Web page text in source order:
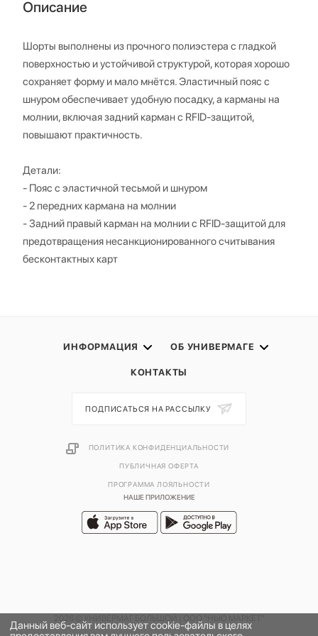
Описание
Шорты выполнены из прочного полиэстера с гладкой
поверхностью и устойчивой структурой, которая хорошо
сохраняет форму и мало мнётся. Эластичный пояс с
шнуром обеспечивает удобную посадку, а карманы на
молнии, включая задний карман с RFID-защитой,
повышают практичность.
Детали:
- Пояс с эластичной тесьмой и шнуром
- 2 передних кармана на молнии
- Задний правый карман на молнии с RFID-защитой для
предотвращения несанкционированного считывания
бесконтактных карт
ИНФОРМАЦИЯ ОБ УНИВЕРМАГЕ
КОНТАКТЫ
НАШЕ ПРИЛОЖЕНИЕ
ПОДПИСАТЬСЯ НА РАССЫЛКУ
ПОЛИТИКА КОНФИДЕНЦИАЛЬНОСТИ
ПУБЛИЧНАЯ ОФЕРТА
ПРОГРАММА ЛОЯЛЬНОСТИ
Данный веб-сайт использует cookie-файлы в целях